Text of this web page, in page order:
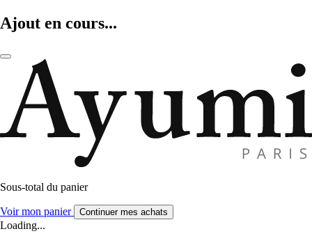
Ajout en cours...
Sous-total du panier
Voir mon panier Continuer mes achats
Loading...